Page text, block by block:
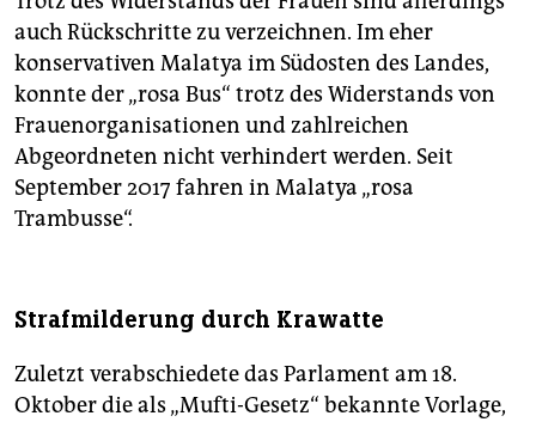
auch Rückschritte zu verzeichnen. Im eher
konservativen Malatya im Südosten des Landes,
konnte der „rosa Bus“ trotz des Widerstands von
Frauenorganisationen und zahlreichen
Abgeordneten nicht verhindert werden. Seit
September 2017 fahren in Malatya „rosa
Trambusse“.
Strafmilderung durch Krawatte
Zuletzt verabschiedete das Parlament am 18.
Oktober die als „Mufti-Gesetz“ bekannte Vorlage,